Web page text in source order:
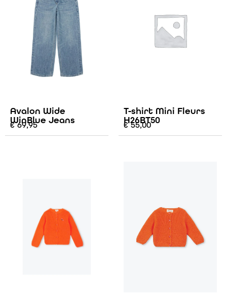
Avalon Wide
WinBlue Jeans
€69,95
T-shirt Mini Fleurs
H26BT50
€55,00